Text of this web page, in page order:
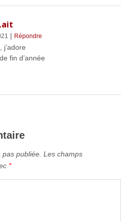
| Répondre
j’adore
fin d’année
publiée. Les champs
*